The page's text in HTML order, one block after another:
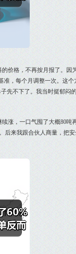
价格，不再按月报了。因
，每个月调整一次。这
先不下了。我当时挺郁闷
涨，一口气囤了大概80吨
后来我跟合伙人商量，把